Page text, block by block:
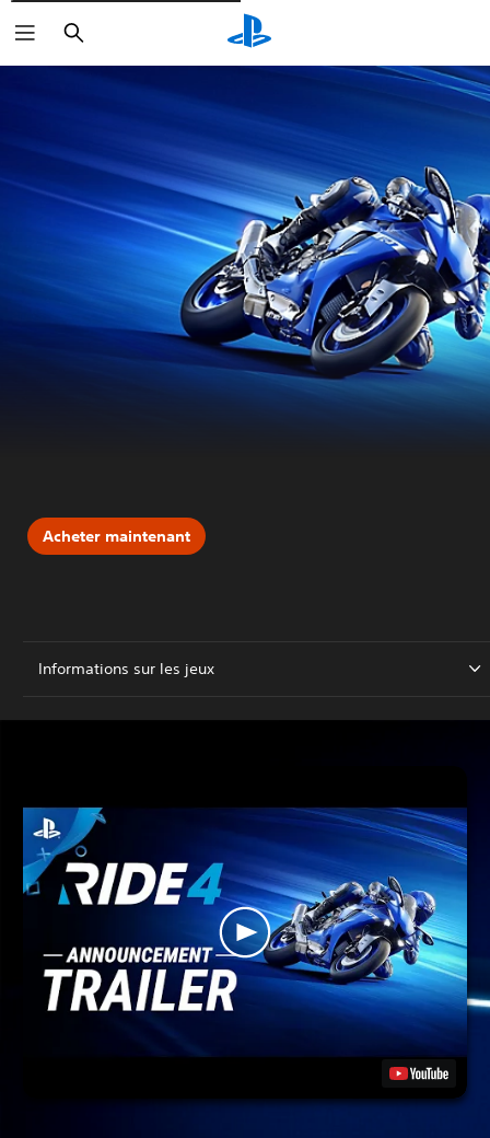
Rechercher
Acheter maintenant
Informations sur les jeux